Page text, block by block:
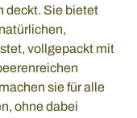
deckt. Sie bietet
vollgepackt mit
sie für alle
ohne dabei